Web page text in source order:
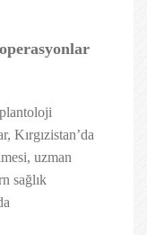
Kırgızistan’da
uzman
sağlık